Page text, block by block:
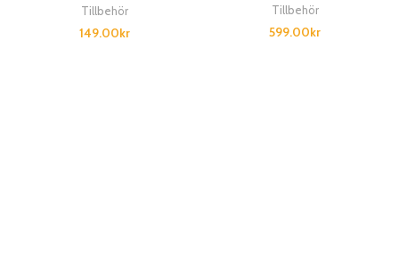
Tillbehör
149.00kr
Tillbehör
599.00kr